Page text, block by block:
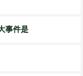
事件是